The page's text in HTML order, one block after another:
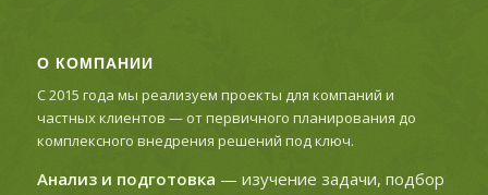
О КОМПАНИИ
С 2015 года мы реализуем проекты для компаний и
частных клиентов — от первичного планирования до
комплексного внедрения решений под ключ.
Анализ и подготовка — изучение задачи, подбор